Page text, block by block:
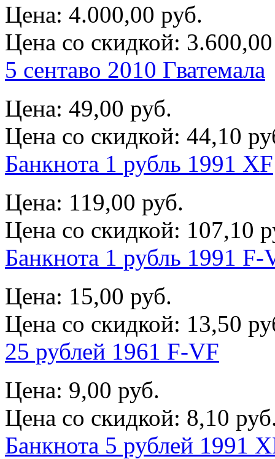
Цена: 4.000,00 руб.
Цена со скидкой:
5 сентаво 2010 Гватемала
Цена: 49,00 руб.
Цена со скидкой: 44,10
Банкнота 1 рубль 1991 XF
Цена: 119,00 руб.
Цена со скидкой: 107,10
Банкнота 1 рубль 1991 F-
Цена: 15,00 руб.
Цена со скидкой: 13,50
25 рублей 1961 F-VF
Цена: 9,00 руб.
Цена со скидкой: 8,10
Банкнота 5 рублей 1991